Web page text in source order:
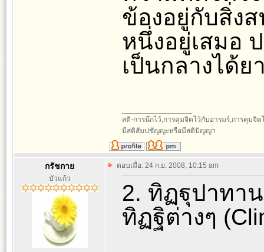
ข้องอยู่กับสิ่ง
หนึ่งอยู่เสมอ
เป็นกลางได้ย
สติ-การนึกไว้,การคุมจิตไว้กับอารมร์,การคุมจิ
มีสติสัมปชัญญะหรือมีสติปัญญา
กรัชกาย
บัวแก้ว
ตอบเมื่อ: 24 ก.ย. 2008, 10:15 am
2. ทิฏฐุปาทา
ทิฏฐิต่างๆ